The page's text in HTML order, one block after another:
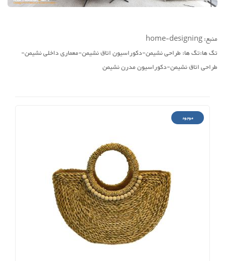
منبع: home-designing
تگ ها:تگ ها: طراحی نشیمن-دکوراسیون اتاق نشیمن-معماری داخلی نشیمن-
طراحی اتاق نشیمن-دکوراسیون مدرن نشیمن
موجود